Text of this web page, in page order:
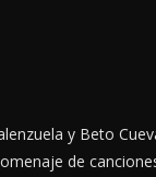
y Beto
de